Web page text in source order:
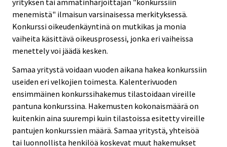
menemistä" ilmaisun varsinaisessa merkityksessä.
Konkurssi oikeudenkäyntinä on mutkikas ja monia
vaiheita käsittävä oikeusprosessi, jonka eri vaiheissa
menettely voi jäädä kesken.
Samaa yritystä voidaan vuoden aikana hakea konkurssiin
useiden eri velkojien toimesta. Kalenterivuoden
ensimmäinen konkurssihakemus tilastoidaan vireille
pantuna konkurssina. Hakemusten kokonaismäärä on
kuitenkin aina suurempi kuin tilastoissa esitetty vireille
pantujen konkurssien määrä. Samaa yritystä, yhteisöä
tai luonnollista henkilöä koskevat muut hakemukset